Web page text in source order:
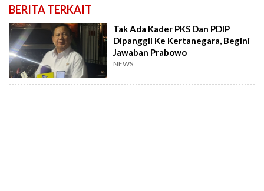
BERITA TERKAIT
Tak Ada Kader PKS Dan PDIP
Dipanggil Ke Kertanegara, Begini
Jawaban Prabowo
NEWS